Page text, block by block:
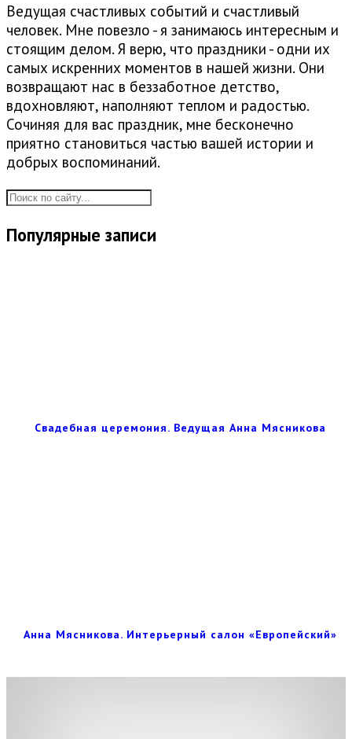
Ведущая счастливых событий и счастливый
человек. Мне повезло - я занимаюсь интересным и
стоящим делом. Я верю, что праздники - одни их
самых искренних моментов в нашей жизни. Они
возвращают нас в беззаботное детство,
вдохновляют, наполняют теплом и радостью.
Сочиняя для вас праздник, мне бесконечно
приятно становиться частью вашей истории и
добрых воспоминаний.
Популярные записи
Свадебная церемония. Ведущая Анна Мясникова
Анна Мясникова. Интерьерный салон «Европейский»